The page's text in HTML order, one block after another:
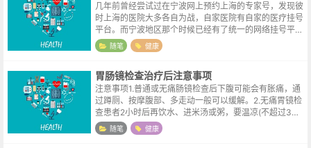
几年前曾经尝试过在宁波网上预约上海的专家号，发现彼
时上海的医院大多各自为战，自家医院有自家的医疗挂号
平台。而宁波地区那个时候已经有了统一的网络挂号平台
（网站形式），时隔多年，连平台名称都已经被博主忘却
了。微信流行起来之后，网站功能逐渐...
随笔 健康
胃肠镜检查治疗后注意事项
注意事项1.普通或无痛肠镜检查后下腹可能会有胀痛，通
过蹲厕、按摩腹部、多走动一般可以缓解。2.无痛胃镜检
查患者2小时后再饮水、进米汤或粥，要温凉(不超过3
0°)。当天不要吃芹菜、韭菜、笋、肉类等粗糙不易消化
的食物，忌烟酒。当日不宜开车...
随笔 健康